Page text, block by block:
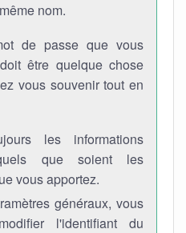
nom.
de passe que vous
être quelque chose
vous souvenir tout en
les informations
que soient les
vous apportez.
généraux, vous
l'identifiant du